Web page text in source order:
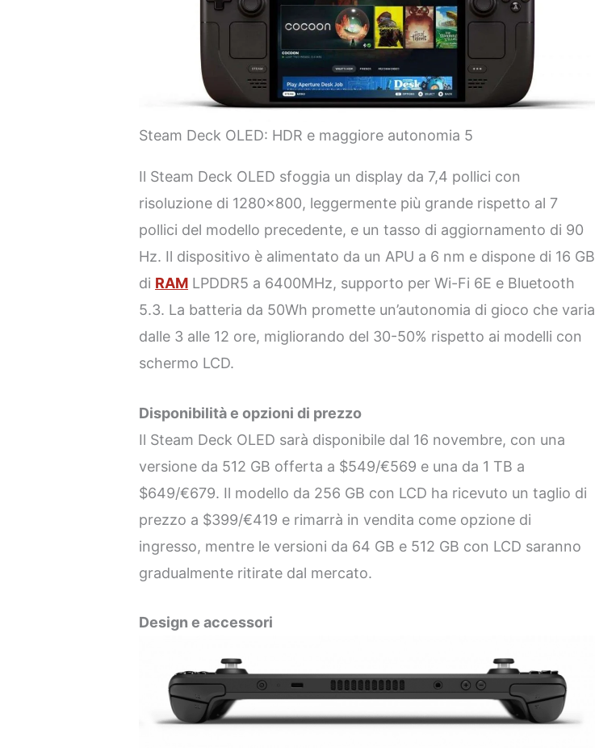
Steam Deck OLED: HDR e maggiore autonomia 5
Il Steam Deck OLED sfoggia un display da 7,4 pollici con
risoluzione di 1280×800, leggermente più grande rispetto al 7
pollici del modello precedente, e un tasso di aggiornamento di 90
Hz. Il dispositivo è alimentato da un APU a 6 nm e dispone di 16 GB
di RAM LPDDR5 a 6400MHz, supporto per Wi-Fi 6E e Bluetooth
5.3. La batteria da 50Wh promette un’autonomia di gioco che varia
dalle 3 alle 12 ore, migliorando del 30-50% rispetto ai modelli con
schermo LCD.
Disponibilità e opzioni di prezzo
Il Steam Deck OLED sarà disponibile dal 16 novembre, con una
versione da 512 GB offerta a $549/€569 e una da 1 TB a
$649/€679. Il modello da 256 GB con LCD ha ricevuto un taglio di
prezzo a $399/€419 e rimarrà in vendita come opzione di
ingresso, mentre le versioni da 64 GB e 512 GB con LCD saranno
gradualmente ritirate dal mercato.
Design e accessori